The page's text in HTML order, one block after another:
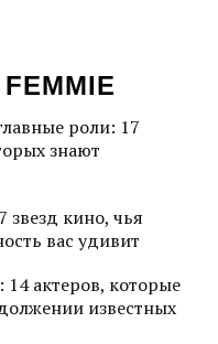
роли: 17
знают
кино, чья
вас удивит
актеров, которые
известных